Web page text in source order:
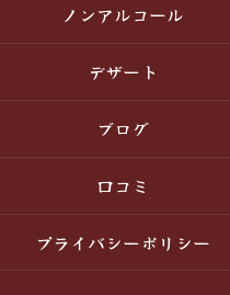
ノンアルコール
デザート
ブログ
口コミ
プライバシーポリシー